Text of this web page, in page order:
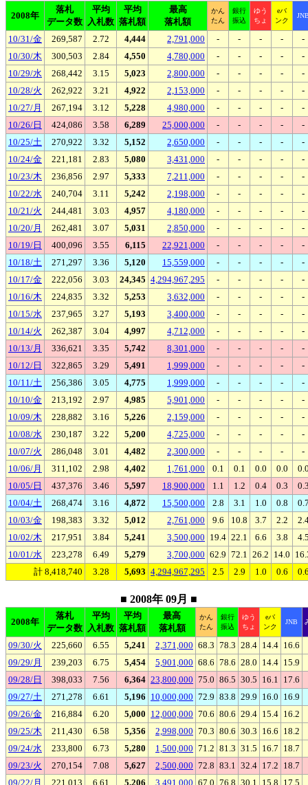
2008年
落札
データ数
平均
入札数
平均
落札額
最高
落札額
かん
たん
銀行
振込
ゆう
ちょ
eバ
ンク
10/31/金 269,587 2.72 4,444 2,791,000 - - - -
-
10/30/木
300,503 2.84 4,550 4,780,000 - - - -
-
10/29/水
268,442 3.15 5,023 2,800,000 - - - -
-
10/28/火
262,922 3.21 4,922 2,153,000 - - - -
-
10/27/月
267,194 3.12 5,228 4,980,000 - - - -
-
10/26/日
424,086 3.58 6,289 25,000,000 - - - -
-
10/25/土
270,922 3.32 5,152 2,650,000 - - - -
-
10/24/金
221,181 2.83 5,080 3,431,000 - - - -
-
10/23/木
236,856 2.97 5,333 7,211,000 - - - -
-
10/22/水
240,704 3.11 5,242 2,198,000 - - - -
-
10/21/火
244,481 3.03 4,957 4,180,000 - - - -
-
10/20/月
262,481 3.07 5,031 2,850,000 - - - -
-
10/19/日
400,096 3.55 6,115 22,921,000 - - - -
-
10/18/土
271,297 3.36 5,120 15,559,000 - - - -
-
10/17/金
222,056 3.03 24,345 4,294,967,295 - - - -
-
10/16/木
224,835 3.32 5,253 3,632,000 - - - -
-
10/15/水
237,965 3.27 5,193 3,400,000 - - - -
-
10/14/火
262,387 3.04 4,997 4,712,000 - - - -
-
10/13/月
336,621 3.35 5,742 8,301,000 - - - -
-
10/12/日
322,865 3.29 5,491 1,999,000 - - - -
-
10/11/土
256,386 3.05 4,775 1,999,000 - - - -
-
10/10/金
213,192 2.97 4,985 5,901,000 - - - -
-
10/09/木
228,882 3.16 5,226 2,159,000 - - - -
-
10/08/水
230,187 3.22 5,200 4,725,000 - - - -
-
10/07/火
286,048 3.01 4,482 2,300,000 - - - -
-
10/06/月
311,102 2.98 4,402 1,761,000 0.1 0.1 0.0 0.0
10/05/日
437,376 3.46 5,597 18,900,000 1.1 1.2 0.4 0.3
10/04/土
268,474 3.16 4,872 15,500,000 2.8 3.1 1.0 0.8
10/03/金
198,383 3.32 5,012 2,761,000 9.6 10.8 3.7 2.2
10/02/木
217,951 3.84 5,241 3,500,000 19.4 22.1 6.6 3.8
10/01/水
223,278 6.49 5,279 3,700,000 62.9 72.1 26.2 14.0
計 8,418,740
3.28 5,693 4,294,967,295 2.5 2.9 1.0 0.6
■ 2008年 09月 ■
2008年
落札
データ数
平均
入札数
平均
落札額
最高
落札額
かん
たん
銀行
振込
ゆう
ちょ
eバ
ンク
JNB
09/30/火 225,660 6.55 5,241 2,371,000 68.3 78.3 28.4 14.4 16.6
09/29/月
239,203 6.75 5,454 5,901,000 68.6 78.6 28.0 14.4 15.9
09/28/日
398,033 7.56 6,364 23,800,000 75.0 86.5 30.5 16.1 17.6
09/27/土
271,278 6.61 5,196 10,000,000 72.9 83.8 29.9 16.0 16.9
09/26/金
216,884 6.20 5,000 12,000,000 70.6 80.6 29.4 15.4 16.2
09/25/木
211,430 6.58 5,356 2,998,000 70.3 80.6 30.3 16.6 18.2
09/24/水
233,800 6.73 5,280 1,500,000 71.2 81.3 31.5 16.7 18.7
09/23/火
270,154 7.08 5,627 2,500,000 72.8 83.1 32.4 17.2 18.7
09/22/月
221,013 6.61 5,206 3,491,000 67.0 76.8 30.1 15.8 17.5